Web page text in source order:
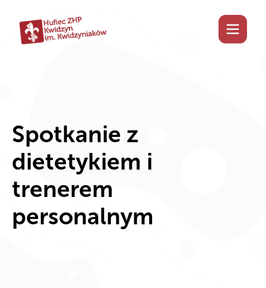
Spotkanie z
dietetykiem i
trenerem
personalnym